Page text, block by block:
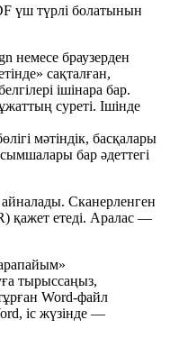
үш түрлі болатынын
немесе браузерден
сақталған,
ішінара бар.
суреті. Ішінде
мәтіндік, басқалары
бар әдеттегі
айналады. Сканерленген
қажет етеді. Аралас —
тырыссаңыз,
Word-файл
іс жүзінде —